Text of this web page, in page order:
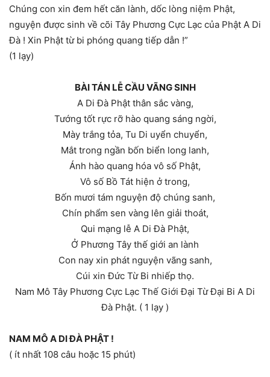
Chúng con xin đem hết căn lành, dốc lòng niệm Phật,
nguyện được sinh về cõi Tây Phương Cực Lạc của Phật A Di
Đà ! Xin Phật từ bi phóng quang tiếp dẫn !”
(1 lạy)
BÀI TÁN LỄ CẦU VÃNG SINH
A Di Đà Phật thân sắc vàng,
Tướng tốt rực rỡ hào quang sáng ngời,
Mày trắng tỏa, Tu Di uyển chuyển,
Mắt trong ngần bốn biển long lanh,
Ánh hào quang hóa vô số Phật,
Vô số Bồ Tát hiện ở trong,
Bốn mươi tám nguyện độ chúng sanh,
Chín phẩm sen vàng lên giải thoát,
Qui mạng lễ A Di Đà Phật,
Ở Phương Tây thế giới an lành
Con nay xin phát nguyện vãng sanh,
Cúi xin Đức Từ Bi nhiếp thọ.
Nam Mô Tây Phương Cực Lạc Thế Giới Đại Từ Đại Bi A Di
Đà Phật. ( 1 lạy )
NAM MÔ A DI ĐÀ PHẬT !
( ít nhất 108 câu hoặc 15 phút)